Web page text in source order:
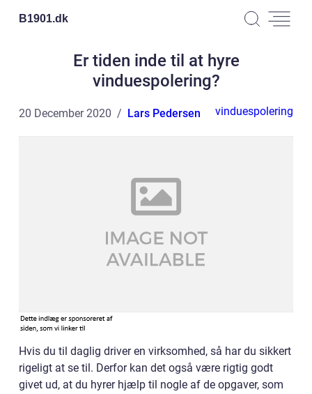
B1901.dk
Er tiden inde til at hyre
vinduespolering?
20 December 2020 Lars Pedersen vinduespolering
Hvis du til daglig driver en virksomhed, så har du sikkert
rigeligt at se til. Derfor kan det også være rigtig godt
givet ud, at du hyrer hjælp til nogle af de opgaver, som